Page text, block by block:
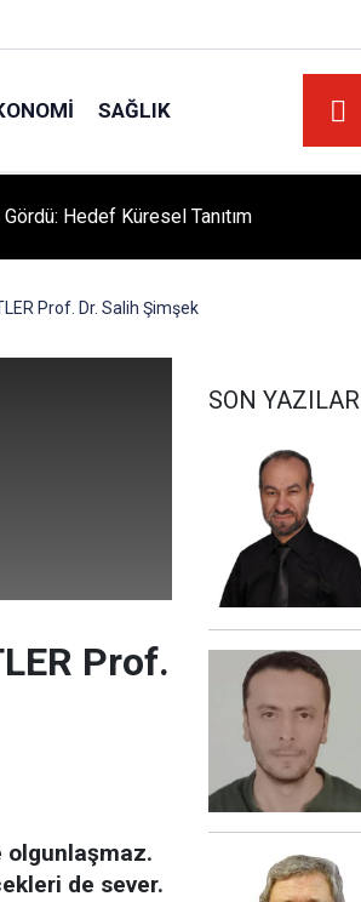
SAĞLIK
Hedef Küresel Tanıtım
Prof. Dr. Salih Şimşek
Prof.
olgunlaşmaz.
de sever.
SON YAZILAR